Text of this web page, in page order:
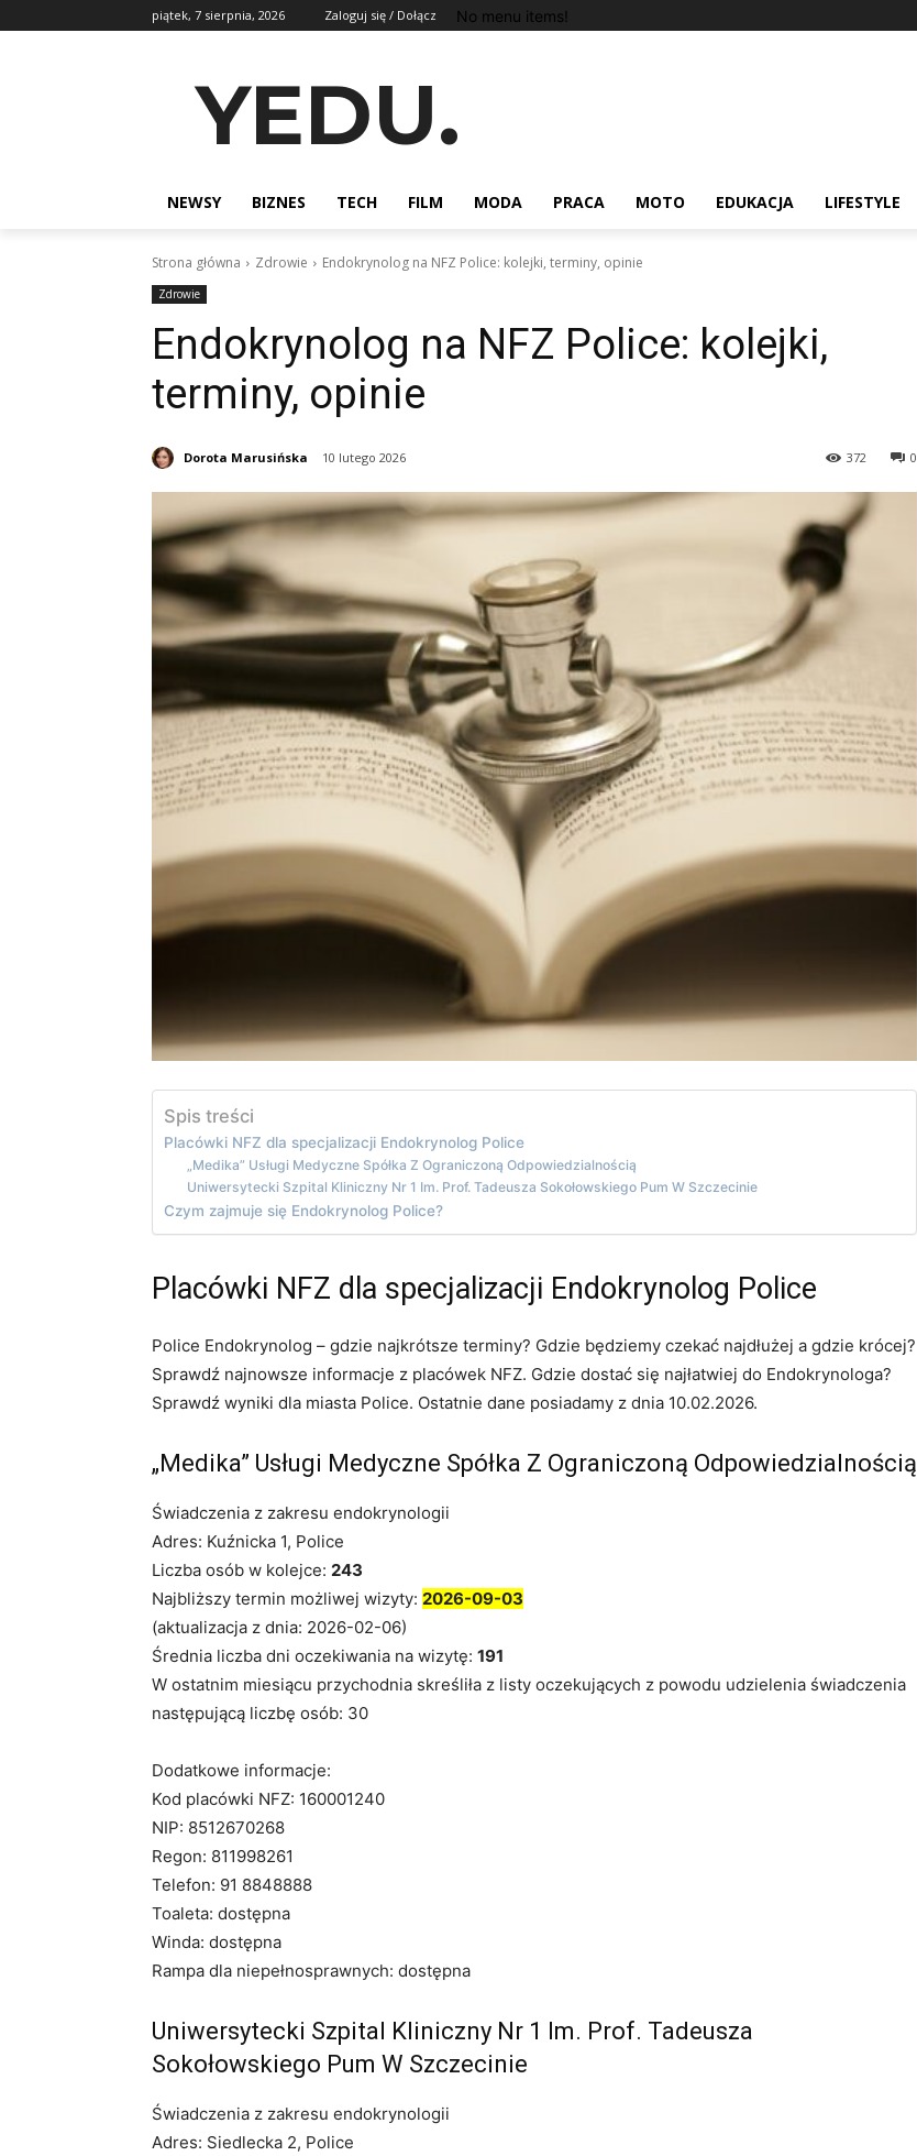
piątek, 7 sierpnia, 2026 Zaloguj się / Dołącz No menu items!
YEDU.
NEWSY BIZNES TECH FILM MODA PRACA MOTO EDUKACJA LIFESTYLE
Strona główna Zdrowie Endokrynolog na NFZ Police: kolejki, terminy, opinie
Zdrowie
Endokrynolog na NFZ Police: kolejki,
terminy, opinie
Dorota Marusińska 10 lutego 2026 0
372
Spis treści
Placówki NFZ dla specjalizacji Endokrynolog Police
„Medika” Usługi Medyczne Spółka Z Ograniczoną Odpowiedzialnością
Uniwersytecki Szpital Kliniczny Nr 1 Im. Prof. Tadeusza Sokołowskiego Pum W Szczecinie
Czym zajmuje się Endokrynolog Police?
Placówki NFZ dla specjalizacji Endokrynolog Police
Police Endokrynolog – gdzie najkrótsze terminy? Gdzie będziemy czekać najdłużej a gdzie krócej?
Sprawdź najnowsze informacje z placówek NFZ. Gdzie dostać się najłatwiej do Endokrynologa?
Sprawdź wyniki dla miasta Police. Ostatnie dane posiadamy z dnia 10.02.2026.
„Medika” Usługi Medyczne Spółka Z Ograniczoną Odpowiedzialnością
Świadczenia z zakresu endokrynologii
Adres: Kuźnicka 1, Police
Liczba osób w kolejce: 243
Najbliższy termin możliwej wizyty: 2026-09-03
(aktualizacja z dnia: 2026-02-06)
Średnia liczba dni oczekiwania na wizytę: 191
W ostatnim miesiącu przychodnia skreśliła z listy oczekujących z powodu udzielenia świadczenia
następującą liczbę osób: 30
Dodatkowe informacje:
Kod placówki NFZ: 160001240
NIP: 8512670268
Regon: 811998261
Telefon: 91 8848888
Toaleta: dostępna
Winda: dostępna
Rampa dla niepełnosprawnych: dostępna
Uniwersytecki Szpital Kliniczny Nr 1 Im. Prof. Tadeusza
Sokołowskiego Pum W Szczecinie
Świadczenia z zakresu endokrynologii
Adres: Siedlecka 2, Police